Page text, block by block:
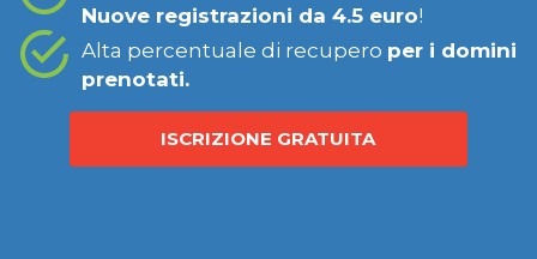
Nuove registrazioni da 4.5 euro!
Alta percentuale di recupero per i domini
prenotati.
ISCRIZIONE GRATUITA